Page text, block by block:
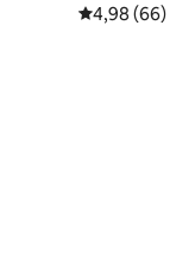
Просечна
4,98 (66)